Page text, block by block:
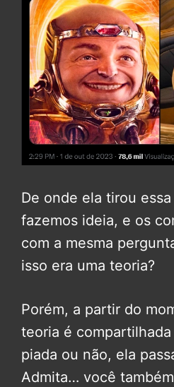
De onde ela tirou
fazemos ideia, e os
com a mesma
isso era uma teoria?
Porém, a partir do
teoria é
piada ou não, ela
Admita… você